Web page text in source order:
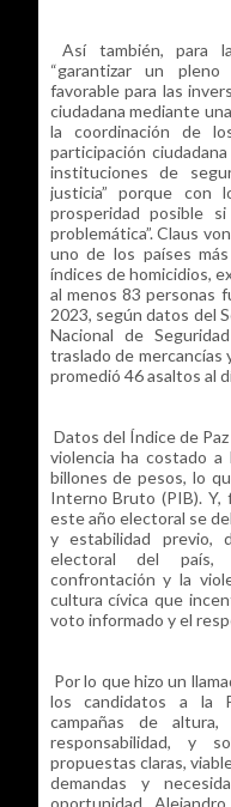
Así también, para
“garantizar un
favorable para las
ciudadana mediante
la coordinación de
participación
instituciones de
justicia” porque con
prosperidad posible
problemática”. Claus
uno de los países
índices de homicidios,
al menos 83 personas
2023, según datos del
Nacional de
traslado de mercancías
promedió 46 asaltos al
Datos del Índice de
violencia ha costado a
billones de pesos, lo
Interno Bruto (PIB). Y,
este año electoral se
y estabilidad previo,
electoral del país,
confrontación y la
cultura cívica que
voto informado y el
Por lo que hizo un
los candidatos a la
campañas de
responsabilidad, y
propuestas claras,
demandas y
oportunidad,